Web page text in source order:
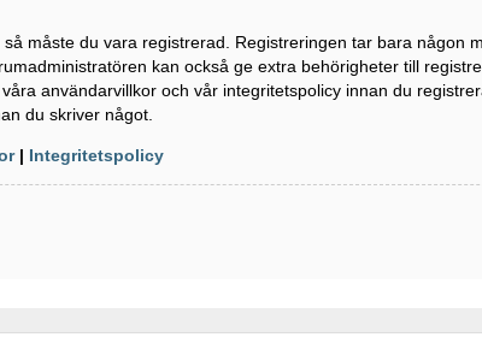
måste du vara registrerad. Registreringen tar bara någon
kan också ge extra behörigheter till
användarvillkor och vår integritetspolicy innan du
du skriver något.
| Integritetspolicy